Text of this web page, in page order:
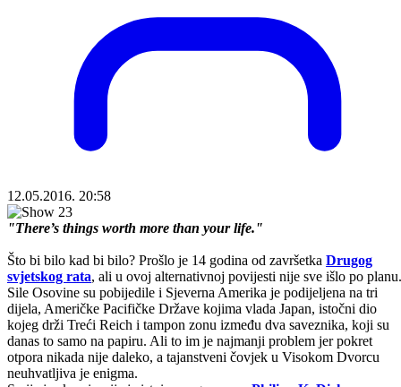
12.05.2016. 20:58
"There’s things worth more than your life."
Što bi bilo kad bi bilo? Prošlo je 14 godina od završetka Drugog
svjetskog rata, ali u ovoj alternativnoj povijesti nije sve išlo po planu.
Sile Osovine su pobijedile i Sjeverna Amerika je podijeljena na tri
dijela, Američke Pacifičke Države kojima vlada Japan, istočni dio
kojeg drži Treći Reich i tampon zonu između dva saveznika, koji su
danas to samo na papiru. Ali to im je najmanji problem jer pokret
otpora nikada nije daleko, a tajanstveni čovjek u Visokom Dvorcu
neuhvatljiva je enigma.